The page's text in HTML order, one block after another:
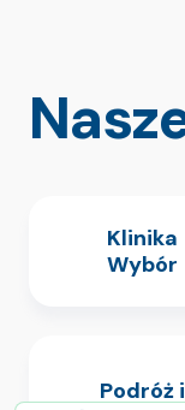
Klinika
Wybór
Podróż i